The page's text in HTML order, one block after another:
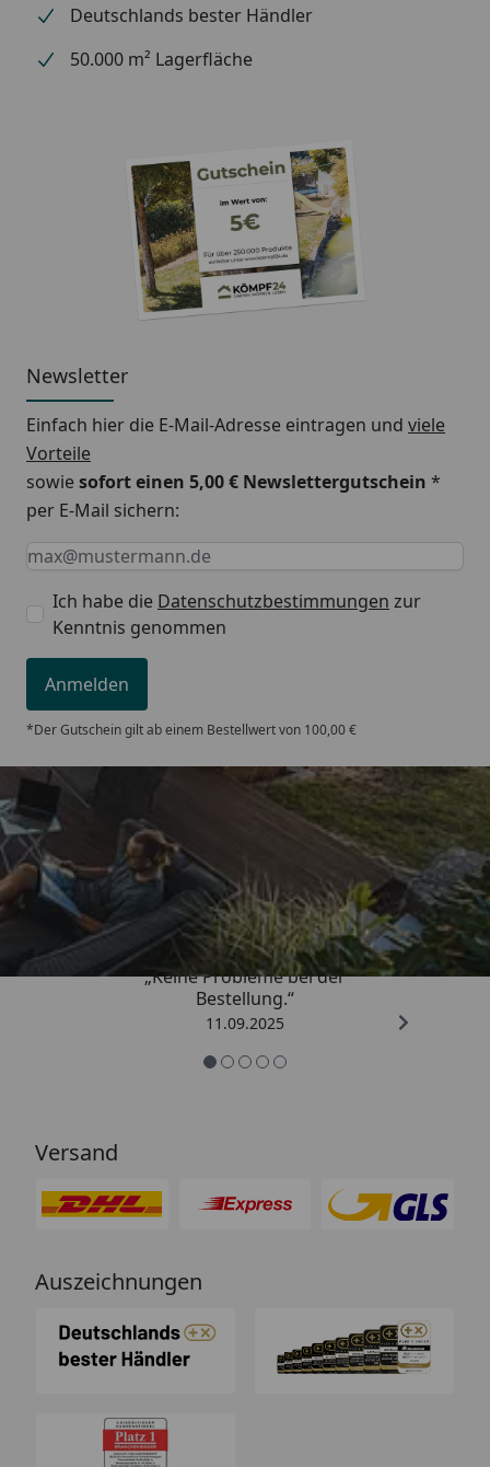
Deutschlands bester Händler
50.000 m² Lagerfläche
Newsletter
Einfach hier die E-Mail-Adresse eintragen und viele
Vorteile
sowiesofort einen 5,00 € Newslettergutschein *
per E-Mail sichern:
Keine Eingabe erforderlich
Eingabe erforderlich
E-Mail *
Ich habe die Datenschutzbestimmungen zur
Kenntnis genommen
Anmelden
*Der Gutschein gilt ab einem Bestellwert von 100,00 €
Trusted Shops
5,00/ 5
„Keine Probleme bei der
Bestellung.“
11.09.2025
Versand
Auszeichnungen